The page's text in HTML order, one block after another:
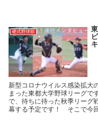
硬式野球部
新型コロナウイルス感染拡大
まった東都大学野球リーグで
で、待ちに待った秋季リーグ
幕する予定です！ そこで今